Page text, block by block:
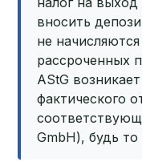
вносить
не
рассроченных
AStG
фактического
GmbH), будь то